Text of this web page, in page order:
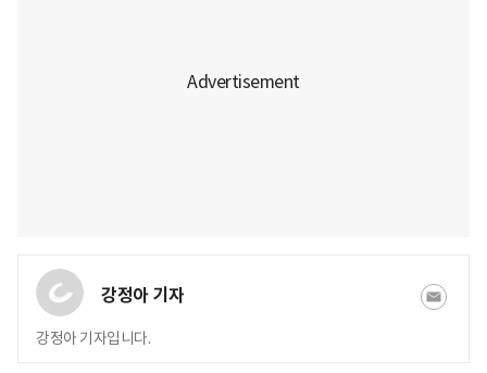
강정아 기자
강정아 기자입니다.